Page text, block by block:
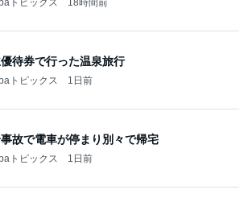
待券で行った温泉旅行
トピックス 1日前
事故で電車が停まり別々で帰宅
トピックス 1日前